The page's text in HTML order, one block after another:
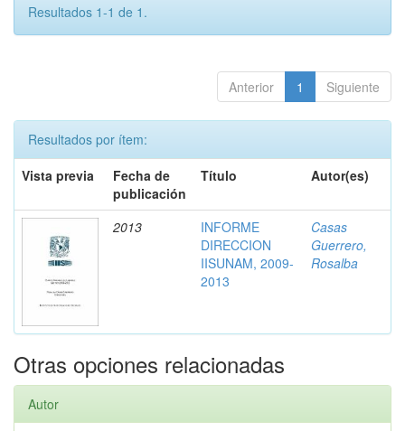
Resultados 1-1 de 1.
Anterior 1 Siguiente
Resultados por ítem:
Vista previa
Fecha de
publicación
Título Autor(es)
2013
INFORME
DIRECCION
IISUNAM, 2009-
2013
Casas
Guerrero,
Rosalba
Otras opciones relacionadas
Autor